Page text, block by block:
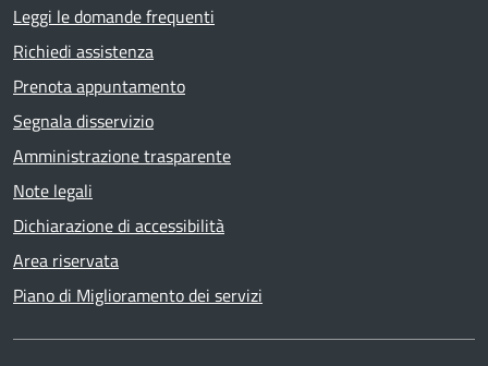
Leggi le domande frequenti
Richiedi assistenza
Prenota appuntamento
Segnala disservizio
Amministrazione trasparente
Note legali
Dichiarazione di accessibilità
Area riservata
Piano di Miglioramento dei servizi